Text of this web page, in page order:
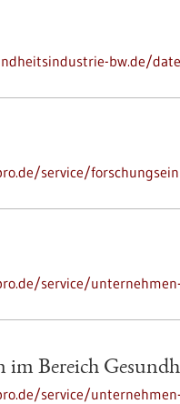
bw.de/
service/
service/
im Bereich
service/